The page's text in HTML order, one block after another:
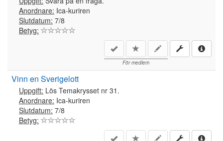
Anordnare: Ica-kuriren
Slutdatum: 7/8
Betyg:
För medlem
Vinn en Sverigelott
Uppgift: Lös Temakrysset nr 31.
Anordnare: Ica-kuriren
Slutdatum: 7/8
Betyg: